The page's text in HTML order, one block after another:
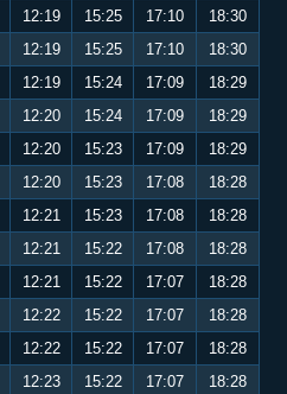
12:19 15:25 17:10
18:30
12:19 15:25 17:10
18:30
12:19 15:24 17:09
18:29
12:20 15:24 17:09
18:29
12:20 15:23 17:09
18:29
12:20 15:23 17:08
18:28
12:21 15:23 17:08
18:28
12:21 15:22 17:08
18:28
12:21 15:22 17:07
18:28
12:22 15:22 17:07
18:28
12:22 15:22 17:07
18:28
12:23 15:22 17:07 18:28